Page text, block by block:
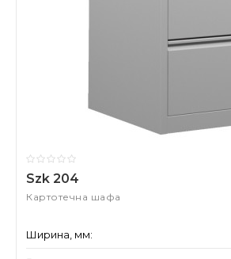
Szk 204
Картотечна шафа
Ширина, мм: